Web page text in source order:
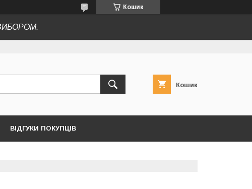
Кошик
Кошик
ВІДГУКИ ПОКУПЦІВ